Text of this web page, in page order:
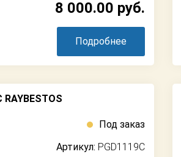
8 000.00 руб.
Подробнее
RAYBESTOS
Под заказ
Артикул: PGD1119C